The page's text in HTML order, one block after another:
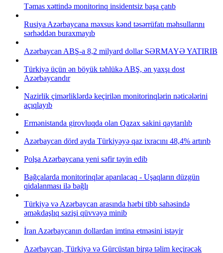
Təmas xəttində monitorinq insidentsiz başa çatıb
Rusiya Azərbaycana məxsus kənd təsərrüfatı məhsullarını
sərhəddən buraxmayıb
Azərbaycan ABŞ-a 8,2 milyard dollar SƏRMAYƏ YATIRIB
Türkiyə üçün ən böyük təhlükə ABŞ, ən yaxşı dost
Azərbaycandır
Nazirlik çimərliklərdə keçirilən monitorinqlərin nəticələrini
açıqlayıb
Ermənistanda girovluqda olan Qazax sakini qaytarılıb
Azərbaycan dörd ayda Türkiyəyə qaz ixracını 48,4% artırıb
Polşa Azərbaycana yeni səfir təyin edib
Bağçalarda monitorinqlər aparılacaq - Uşaqların düzgün
qidalanması ilə bağlı
Türkiyə və Azərbaycan arasında hərbi tibb sahəsində
əməkdaşlıq sazişi qüvvəyə minib
İran Azərbaycanın dollardan imtina etməsini istəyir
Azərbaycan, Türkiyə və Gürcüstan birgə təlim keçirəcək